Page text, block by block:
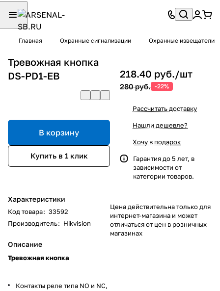
Главная Охранные сигнализации Охранные извещатели
Тревожная кнопка
DS-PD1-EB
В корзину
Купить в 1 клик
Характеристики
Код товара: 33592
Производитель: Hikvision
Описание
Тревожная кнопка
Контакты реле типа NO и NC,
218.40 руб./шт
280 руб. -22%
Рассчитать доставку
Нашли дешевле?
Хочу в подарок
Гарантия до 5 лет, в
зависимости от
категории товаров.
Цена действительна только для
интернет-магазина и может
отличаться от цен в розничных
магазинах